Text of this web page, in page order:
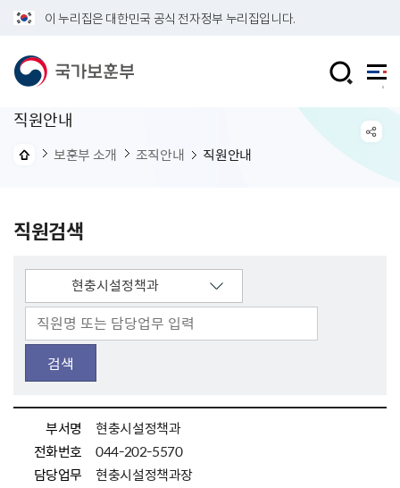
이 누리집은 대한민국 공식 전자정부 누리집입니다.
직원안내
보훈부 소개 조직안내 직원안내
직원검색
검색
부서명
현충시설정책과
전화번호
044-202-5570
담당업무
현충시설정책과장